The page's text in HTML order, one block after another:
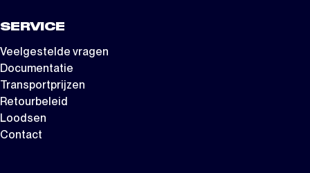
SERVICE
Veelgestelde vragen
Documentatie
Transportprijzen
Retourbeleid
Loodsen
Contact